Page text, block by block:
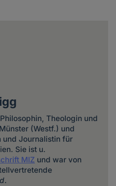
Theologin und
(Westf.) und
und Journalistin für
Sie ist u.
MIZ und war von
.